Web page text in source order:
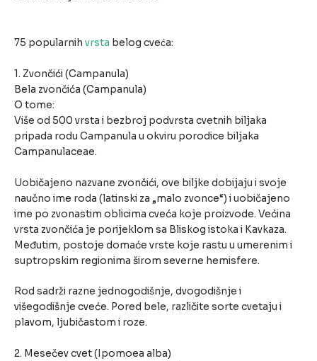
75 popularnih vrsta belog cveća:
1. Zvončići (Campanula)
Bela zvončića (Campanula)
O tome:
Više od 500 vrsta i bezbroj podvrsta cvetnih biljaka
pripada rodu Campanula u okviru porodice biljaka
Campanulaceae.
Uobičajeno nazvane zvončići, ove biljke dobijaju i svoje
naučno ime roda (latinski za „malo zvonce“) i uobičajeno
ime po zvonastim oblicima cveća koje proizvode. Većina
vrsta zvončića je porijeklom sa Bliskog istoka i Kavkaza.
Međutim, postoje domaće vrste koje rastu u umerenim i
suptropskim regionima širom severne hemisfere.
Rod sadrži razne jednogodišnje, dvogodišnje i
višegodišnje cveće. Pored bele, različite sorte cvetaju i
plavom, ljubičastom i roze.
2. Mesečev cvet (Ipomoea alba)